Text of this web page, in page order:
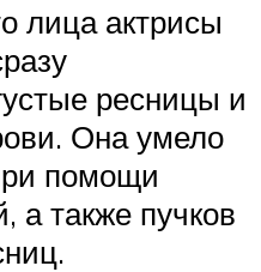
лица актрисы
ресницы и
Она умело
помощи
а также пучков